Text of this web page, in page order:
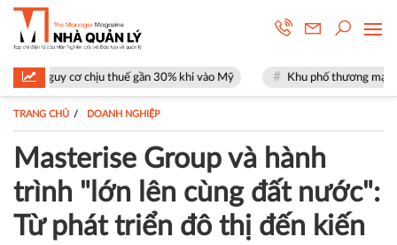
thuế gần 30% khi vào Mỹ Khu phố thương mại SOHO tại The
TRANG CHỦ DOANH NGHIỆP
Masterise Group và hành
trình "lớn lên cùng đất nước":
Từ phát triển đô thị đến kiến